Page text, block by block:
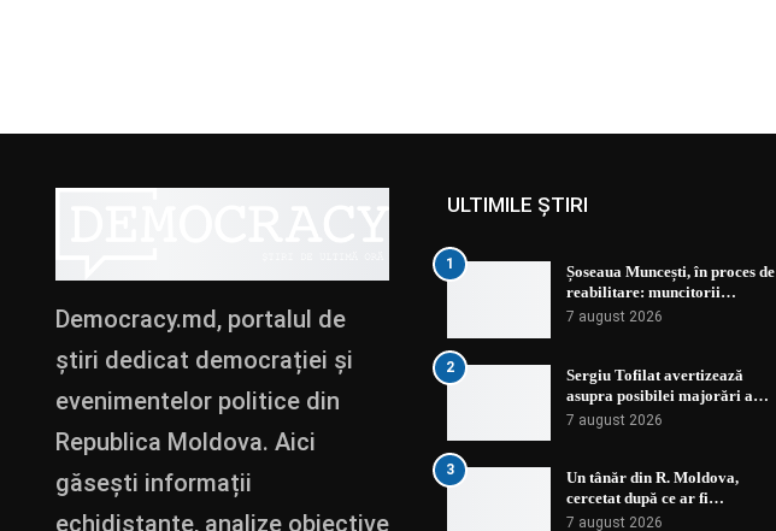
Democracy.md, portalul de
știri dedicat democrației și
evenimentelor politice din
Republica Moldova. Aici
găsești informații
echidistante, analize obiective
ULTIMILE ȘTIRI
1
Șoseaua Muncești, în proces de
reabilitare: muncitorii…
7 august 2026
2
Sergiu Tofilat avertizează
asupra posibilei majorări a…
7 august 2026
3
Un tânăr din R. Moldova,
cercetat după ce ar fi…
7 august 2026